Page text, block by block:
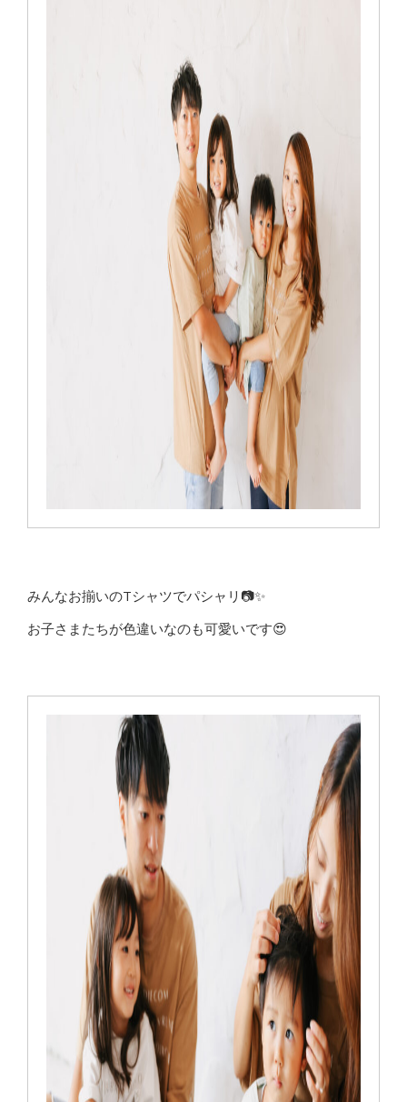
みんなお揃いのTシャツでパシャリ📷✨
お子さまたちが色違いなのも可愛いです😍